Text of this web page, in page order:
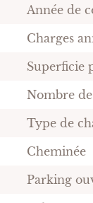
Année de
Charges
Superficie
Nombre
Type de
Cheminée
Parking